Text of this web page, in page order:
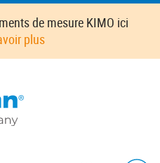
de mesure KIMO ici
plus